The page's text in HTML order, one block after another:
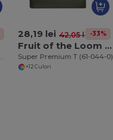
28,19 lei 42,05 lei-33%
Fruit of the Loom SC210
Super Premium T (61-044-0)
+12 Culori